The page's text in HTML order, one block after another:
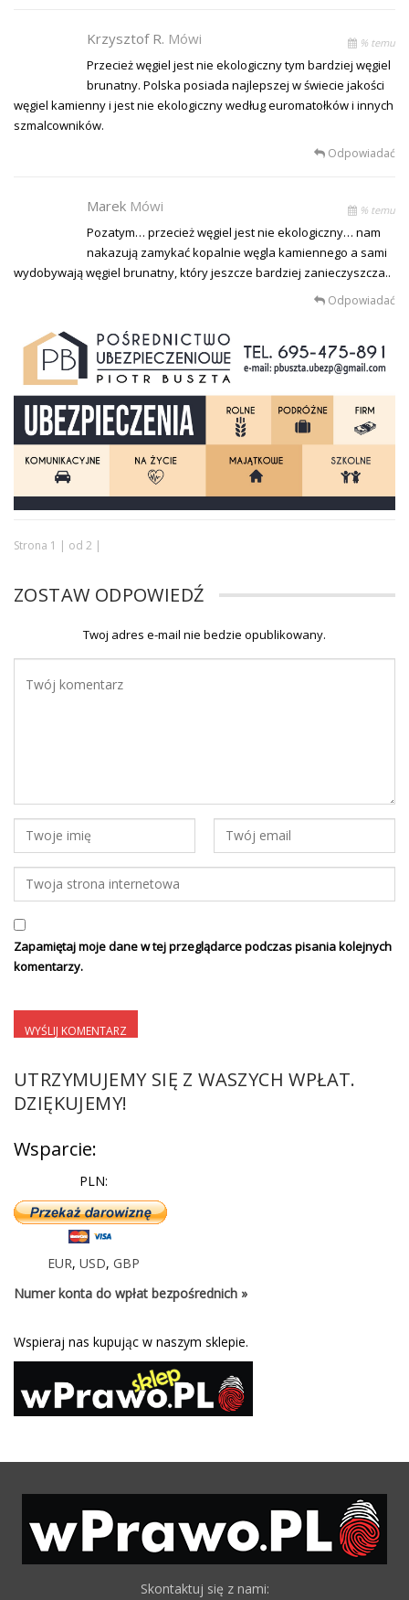
Krzysztof R. Mówi % temu
Przecież węgiel jest nie ekologiczny tym bardziej węgiel
brunatny. Polska posiada najlepszej w świecie jakości
węgiel kamienny i jest nie ekologiczny według euromatołków i innych
szmalcowników.
Odpowiadać
Marek Mówi % temu
Pozatym… przecież węgiel jest nie ekologiczny… nam
nakazują zamykać kopalnie węgla kamiennego a sami
wydobywają węgiel brunatny, który jeszcze bardziej zanieczyszcza..
Odpowiadać
Strona 1 | od 2 |
ZOSTAW ODPOWIEDŹ
Twoj adres e-mail nie bedzie opublikowany.
Zapamiętaj moje dane w tej przeglądarce podczas pisania kolejnych
komentarzy.
UTRZYMUJEMY SIĘ Z WASZYCH WPŁAT.
DZIĘKUJEMY!
Wsparcie:
PLN:
EUR, USD, GBP
Numer konta do wpłat bezpośrednich »
Wspieraj nas kupując w naszym sklepie.
Skontaktuj się z nami: